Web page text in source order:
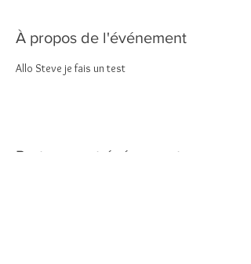
À propos de l'événement
Allo Steve je fais un test
Partager cet événement